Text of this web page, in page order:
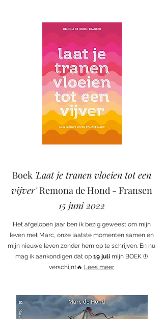
Boek 'Laat je tranen vloeien tot een
vijver'Remona de Hond - Fransen
15 juni 2022
Het afgelopen jaar ben ik bezig geweest om mijn
leven met Marc, onze laatste momenten samen en
mijn nieuwe leven zonder hem op te schrijven. En nu
mag ik aankondigen dat op 19 juli mijn BOEK (!)
verschijnt🔥 Lees meer